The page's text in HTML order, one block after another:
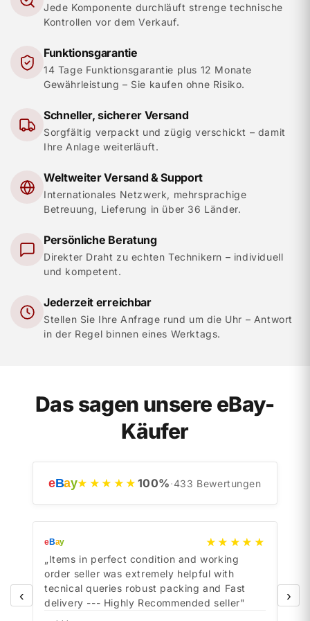
Jede Komponente durchläuft strenge technische
Kontrollen vor dem Verkauf.
Funktionsgarantie
14 Tage Funktionsgarantie plus 12 Monate
Gewährleistung – Sie kaufen ohne Risiko.
Schneller, sicherer Versand
Sorgfältig verpackt und zügig verschickt – damit
Ihre Anlage weiterläuft.
Weltweiter Versand & Support
Internationales Netzwerk, mehrsprachige
Betreuung, Lieferung in über 36 Länder.
Persönliche Beratung
Direkter Draht zu echten Technikern – individuell
und kompetent.
Jederzeit erreichbar
Stellen Sie Ihre Anfrage rund um die Uhr – Antwort
in der Regel binnen eines Werktags.
Das sagen unsere eBay-
Käufer
eBay★★★★★ 100%·433 Bewertungen
‹
eBay ★★★★★
„Items in perfect condition and working
order seller was extremely helpful with
tecnical queries robust packing and Fast
delivery --- Highly Recommended seller"
›